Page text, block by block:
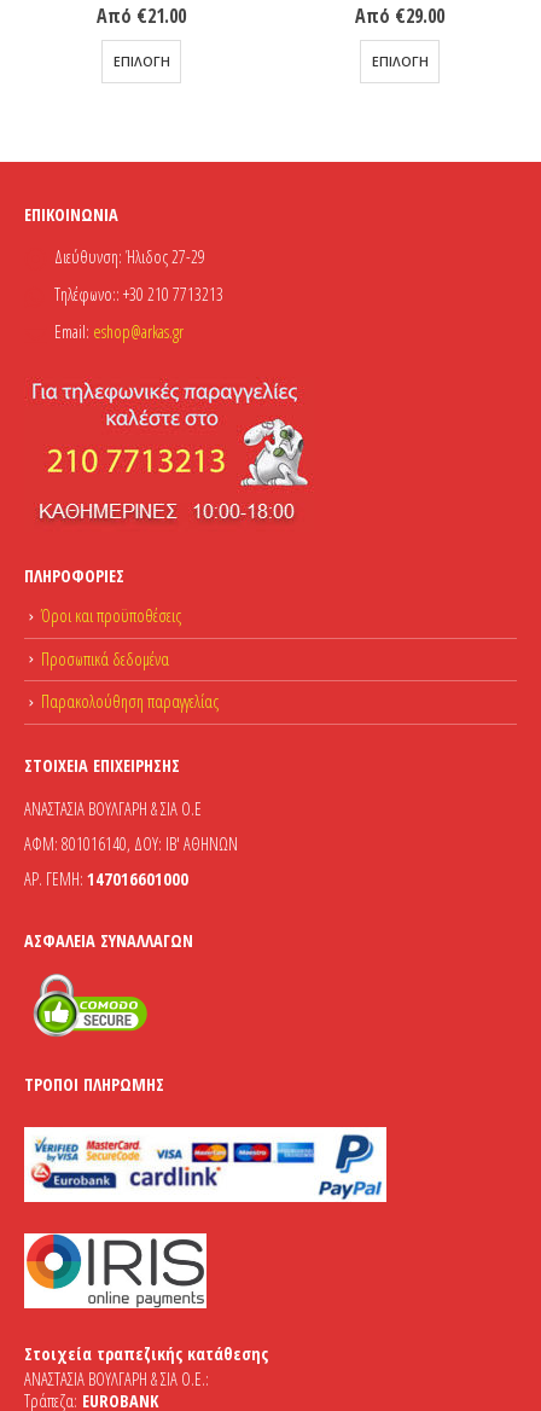
Από €21.00
ΕΠΙΛΟΓΉ
Αυτό το προϊόν έχει πολλαπλές παραλλαγές. Οι επιλογές μπορούν να επιλεγούν στη σελίδα του προϊόντος
Από €29.00
ΕΠΙΛΟΓΉ
Αυτό το προϊόν έχει πολλαπλές παραλλαγές. Οι επιλογές μπορούν να επιλεγούν στη σελίδα του προϊόντος
ΕΠΙΚΟΙΝΩΝΊΑ
Διεύθυνση: Ήλιδος 27-29
Τηλέφωνο:: +30 210 7713213
Email: eshop@arkas.gr
ΠΛΗΡΟΦΟΡΊΕΣ
Όροι και προϋποθέσεις
Προσωπικά δεδομένα
Παρακολούθηση παραγγελίας
ΣΤΟΙΧΕΊΑ ΕΠΙΧΕΊΡΗΣΗΣ
ΑΝΑΣΤΑΣΙΑ ΒΟΥΛΓΑΡΗ & ΣΙΑ Ο.Ε
ΑΦΜ: 801016140, ΔΟΥ: ΙΒ' ΑΘΗΝΩΝ
ΑΡ. ΓΕΜΗ: 147016601000
ΑΣΦΆΛΕΙΑ ΣΥΝΑΛΛΑΓΏΝ
ΤΡΌΠΟΙ ΠΛΗΡΩΜΉΣ
Στοιχεία τραπεζικής κατάθεσης
ΑΝΑΣΤΑΣΙΑ ΒΟΥΛΓΑΡΗ & ΣΙΑ Ο.Ε.:
Τράπεζα: EUROBANK